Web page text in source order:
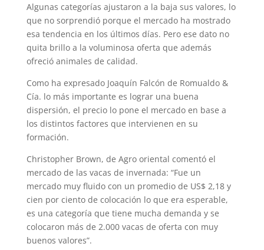
Algunas categorías ajustaron a la baja sus valores, lo
que no sorprendió porque el mercado ha mostrado
esa tendencia en los últimos días. Pero ese dato no
quita brillo a la voluminosa oferta que además
ofreció animales de calidad.
Como ha expresado Joaquín Falcón de Romualdo &
Cía. lo más importante es lograr una buena
dispersión, el precio lo pone el mercado en base a
los distintos factores que intervienen en su
formación.
Christopher Brown, de Agro oriental comentó el
mercado de las vacas de invernada: “Fue un
mercado muy fluido con un promedio de US$ 2,18 y
cien por ciento de colocación lo que era esperable,
es una categoría que tiene mucha demanda y se
colocaron más de 2.000 vacas de oferta con muy
buenos valores”.